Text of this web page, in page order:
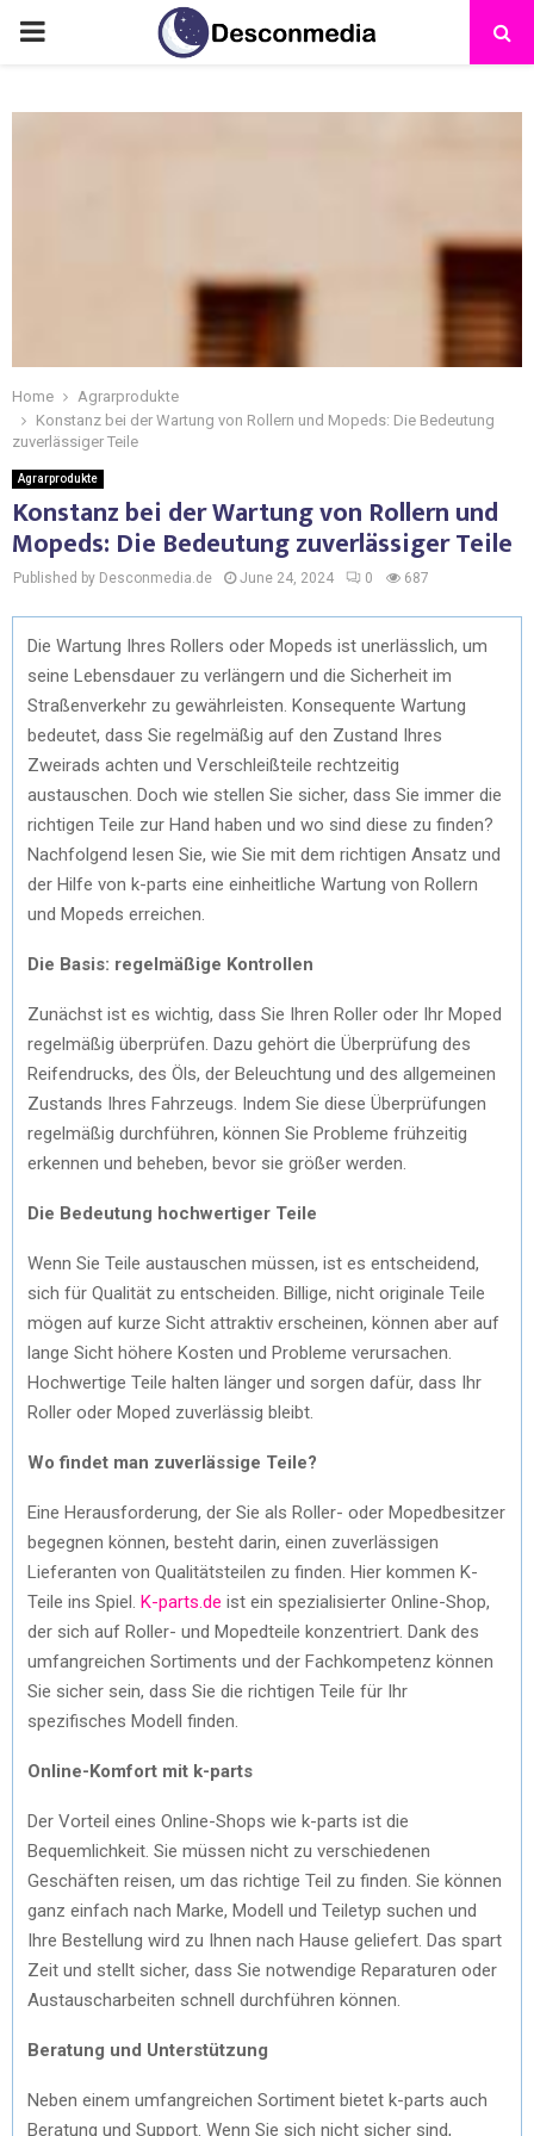
Home
Agrarprodukte
Konstanz bei der Wartung von Rollern und Mopeds: Die Bedeutung
zuverlässiger Teile
Agrarprodukte
Konstanz bei der Wartung von Rollern und
Mopeds: Die Bedeutung zuverlässiger Teile
Published by Desconmedia.de June 24, 2024 0 687
Die Wartung Ihres Rollers oder Mopeds ist unerlässlich, um
seine Lebensdauer zu verlängern und die Sicherheit im
Straßenverkehr zu gewährleisten. Konsequente Wartung
bedeutet, dass Sie regelmäßig auf den Zustand Ihres
Zweirads achten und Verschleißteile rechtzeitig
austauschen. Doch wie stellen Sie sicher, dass Sie immer die
richtigen Teile zur Hand haben und wo sind diese zu finden?
Nachfolgend lesen Sie, wie Sie mit dem richtigen Ansatz und
der Hilfe von k-parts eine einheitliche Wartung von Rollern
und Mopeds erreichen.
Die Basis: regelmäßige Kontrollen
Zunächst ist es wichtig, dass Sie Ihren Roller oder Ihr Moped
regelmäßig überprüfen. Dazu gehört die Überprüfung des
Reifendrucks, des Öls, der Beleuchtung und des allgemeinen
Zustands Ihres Fahrzeugs. Indem Sie diese Überprüfungen
regelmäßig durchführen, können Sie Probleme frühzeitig
erkennen und beheben, bevor sie größer werden.
Die Bedeutung hochwertiger Teile
Wenn Sie Teile austauschen müssen, ist es entscheidend,
sich für Qualität zu entscheiden. Billige, nicht originale Teile
mögen auf kurze Sicht attraktiv erscheinen, können aber auf
lange Sicht höhere Kosten und Probleme verursachen.
Hochwertige Teile halten länger und sorgen dafür, dass Ihr
Roller oder Moped zuverlässig bleibt.
Wo findet man zuverlässige Teile?
Eine Herausforderung, der Sie als Roller- oder Mopedbesitzer
begegnen können, besteht darin, einen zuverlässigen
Lieferanten von Qualitätsteilen zu finden. Hier kommen K-
Teile ins Spiel. K-parts.de ist ein spezialisierter Online-Shop,
der sich auf Roller- und Mopedteile konzentriert. Dank des
umfangreichen Sortiments und der Fachkompetenz können
Sie sicher sein, dass Sie die richtigen Teile für Ihr
spezifisches Modell finden.
Online-Komfort mit k-parts
Der Vorteil eines Online-Shops wie k-parts ist die
Bequemlichkeit. Sie müssen nicht zu verschiedenen
Geschäften reisen, um das richtige Teil zu finden. Sie können
ganz einfach nach Marke, Modell und Teiletyp suchen und
Ihre Bestellung wird zu Ihnen nach Hause geliefert. Das spart
Zeit und stellt sicher, dass Sie notwendige Reparaturen oder
Austauscharbeiten schnell durchführen können.
Beratung und Unterstützung
Neben einem umfangreichen Sortiment bietet k-parts auch
Beratung und Support. Wenn Sie sich nicht sicher sind,